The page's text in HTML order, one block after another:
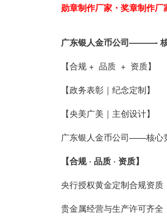
勋章制作厂家 ・奖章制作厂
广东银人金币公司———-
【合规 + 品质 + 资质】
【政务表彰｜纪念定制】
【央美广美｜主创设计】
广东银人金币公司——核心
【合规 · 品质 · 资质】
央行授权黄金定制合规资质
贵金属经营与生产许可齐全